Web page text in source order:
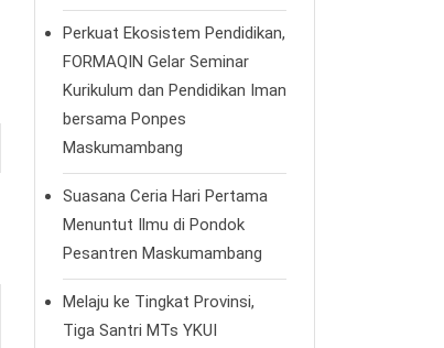
Perkuat Ekosistem Pendidikan,
FORMAQIN Gelar Seminar
Kurikulum dan Pendidikan Iman
bersama Ponpes
Maskumambang
Suasana Ceria Hari Pertama
Menuntut Ilmu di Pondok
Pesantren Maskumambang
Melaju ke Tingkat Provinsi,
Tiga Santri MTs YKUI